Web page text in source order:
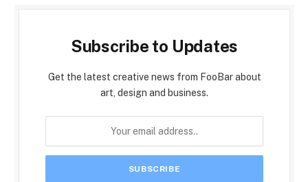
Subscribe to Updates
Get the latest creative news from FooBar about
art, design and business.